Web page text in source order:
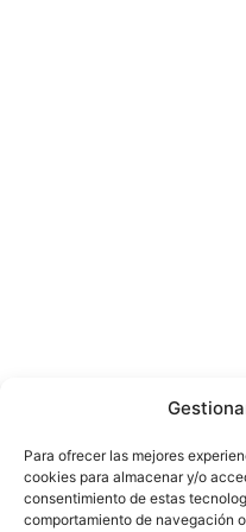
Para ofrecer las mejores
cookies para almacenar y/o
consentimiento de estas
comportamiento de navegación